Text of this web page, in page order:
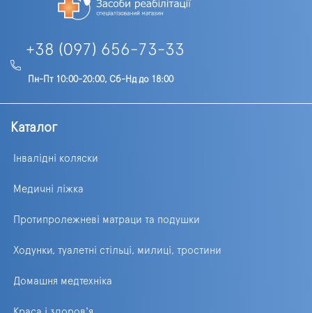
+38 (097) 656-73-33
Пн-Пт 10:00-20:00, Сб-Нд до 18:00
Каталог
Інвалідні коляски
Медичні ліжка
Протипролежневі матраци та подушки
Ходунки, туалетні стільці, милиці, тростини
Домашня медтехніка